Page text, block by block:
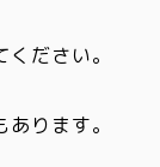
ださい。
ります。